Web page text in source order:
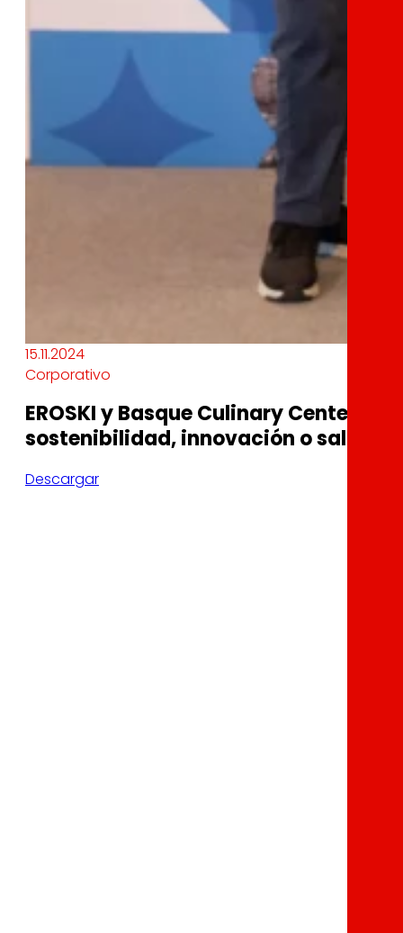
15.11.2024
Corporativo
EROSKI y Basque Culinary Center
sostenibilidad, innovación o salud
Descargar